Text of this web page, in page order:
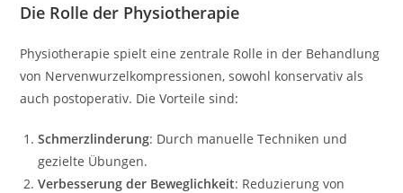
Die Rolle der Physiotherapie
Physiotherapie spielt eine zentrale Rolle in der Behandlung
von Nervenwurzelkompressionen, sowohl konservativ als
auch postoperativ. Die Vorteile sind:
Schmerzlinderung: Durch manuelle Techniken und
gezielte Übungen.
Verbesserung der Beweglichkeit: Reduzierung von